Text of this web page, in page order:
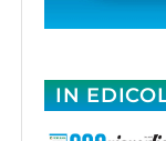
IN